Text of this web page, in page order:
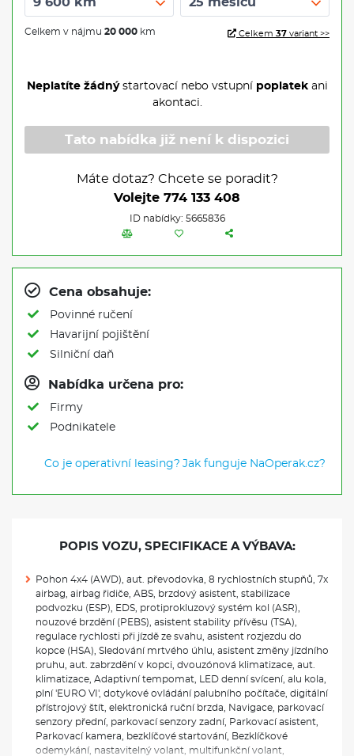
Celkem v nájmu 20 000 km Celkem 37 variant >>
Neplatíte žádnýstartovací nebo vstupní poplatekani
akontaci.
Tato nabídka již není k dispozici
Máte dotaz? Chcete se poradit?
Volejte 774 133 408
ID nabídky: 5665836
Cena obsahuje:
Povinné ručení
Havarijní pojištění
Silniční daň
Nabídka určena pro:
Firmy
Podnikatele
Co je operativní leasing? Jak funguje NaOperak.cz?
POPIS VOZU, SPECIFIKACE A VÝBAVA:
Pohon 4x4 (AWD), aut. převodovka, 8 rychlostních stupňů, 7x
airbag, airbag řidiče, ABS, brzdový asistent, stabilizace
podvozku (ESP), EDS, protiprokluzový systém kol (ASR),
nouzové brzdění (PEBS), asistent stability přívěsu (TSA),
regulace rychlosti při jízdě ze svahu, asistent rozjezdu do
kopce (HSA), Sledování mrtvého úhlu, asistent změny jízdního
pruhu, aut. zabrzdění v kopci, dvouzónová klimatizace, aut.
klimatizace, Adaptivní tempomat, LED denní svícení, alu kola,
plní 'EURO VI', dotykové ovládání palubního počítače, digitální
přístrojový štít, elektronická ruční brzda, Navigace, parkovací
senzory přední, parkovací senzory zadní, Parkovací asistent,
Parkovací kamera, bezklíčové startování, Bezklíčkové
odemykání, nastavitelný volant, multifunkční volant,